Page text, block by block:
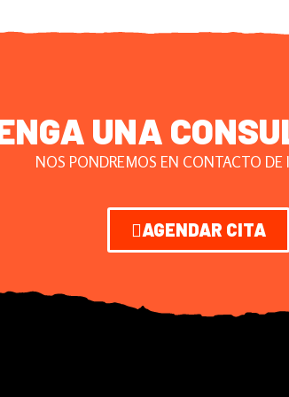
UNA
NOS PONDREMOS EN CONTACTO DE
AGENDAR CITA